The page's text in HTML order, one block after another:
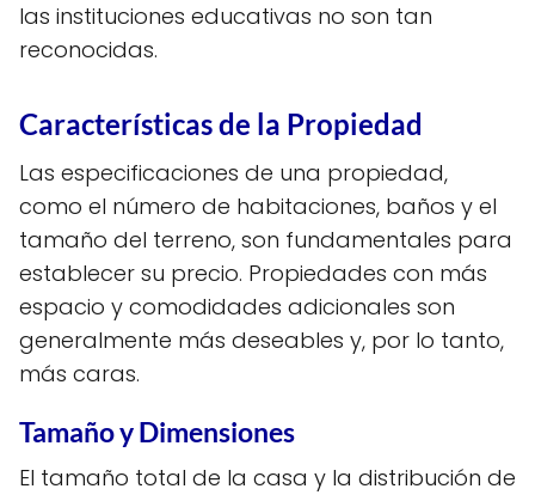
las instituciones educativas no son tan
reconocidas.
Características de la Propiedad
Las especificaciones de una propiedad,
como el número de habitaciones, baños y el
tamaño del terreno, son fundamentales para
establecer su precio. Propiedades con más
espacio y comodidades adicionales son
generalmente más deseables y, por lo tanto,
más caras.
Tamaño y Dimensiones
El tamaño total de la casa y la distribución de